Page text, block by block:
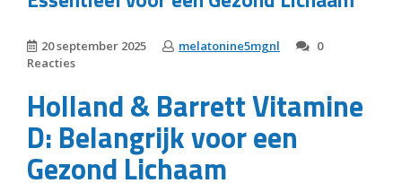
20 september 2025 melatonine5mgnl
0
Reacties
Holland & Barrett Vitamine
D: Belangrijk voor een
Gezond Lichaam